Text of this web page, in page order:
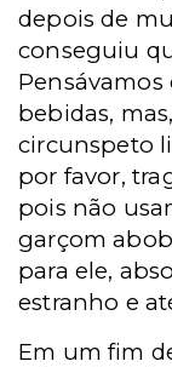
depois de
conseguiu
Pensávamos
bebidas,
circunspeto
por favor,
pois não
garçom
para ele,
estranho e
Em um fim